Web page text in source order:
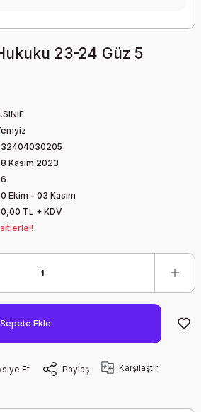
23-24 Güz 5
Kasım 2023
Ekim - 03 Kasım
TL + KDV
Sepete Ekle
Et Paylaş Karşılaştır